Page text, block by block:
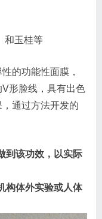
和玉桂等
的功能性面膜，
形脸线，具有出色
通过方法开发的
到该功效，以实际
构体外实验或人体